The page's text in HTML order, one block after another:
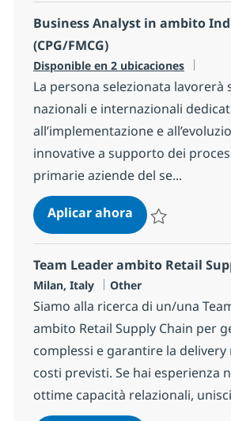
Business Analyst in ambito
(CPG/FMCG)
Disponible en 2 ubicaciones
La persona selezionata lavorerà
nazionali e internazionali
all’implementazione e
innovative a supporto dei
primarie aziende del se...
Aplicar ahoraBusiness
Team Leader ambito Retail
Ubicación
Milan, Italy Categoría
Other
Siamo alla ricerca di un/una
ambito Retail Supply Chain per
complessi e garantire la delivery
costi previsti. Se hai esperienza
ottime capacità relazionali,